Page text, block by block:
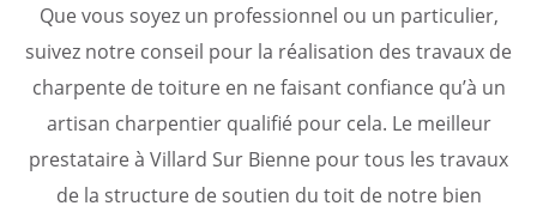
Que vous soyez un professionnel ou un particulier,
suivez notre conseil pour la réalisation des travaux de
charpente de toiture en ne faisant confiance qu’à un
artisan charpentier qualifié pour cela. Le meilleur
prestataire à Villard Sur Bienne pour tous les travaux
de la structure de soutien du toit de notre bien